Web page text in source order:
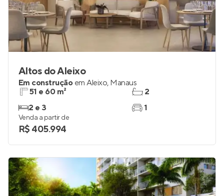
Altos do Aleixo
Em construção em Aleixo, Manaus
51 e 60 m²
2 e 3
2
1
Venda a partir de
R$ 405.994